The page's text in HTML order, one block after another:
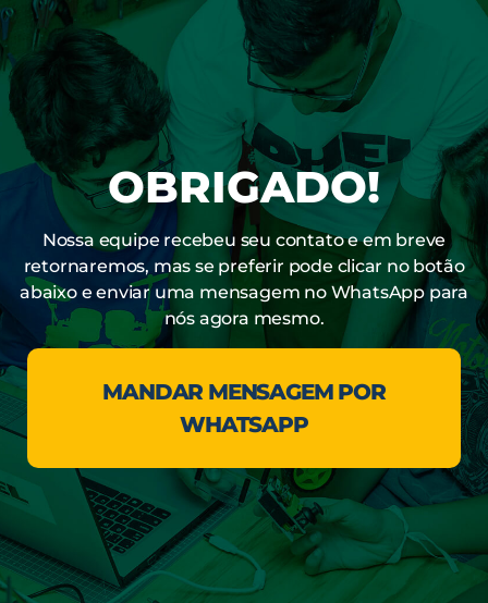
OBRIGADO!
Nossa equipe recebeu seu contato e em breve
retornaremos, mas se preferir pode clicar no botão
abaixo e enviar uma mensagem no WhatsApp para
nós agora mesmo.
MANDAR MENSAGEM POR
WHATSAPP